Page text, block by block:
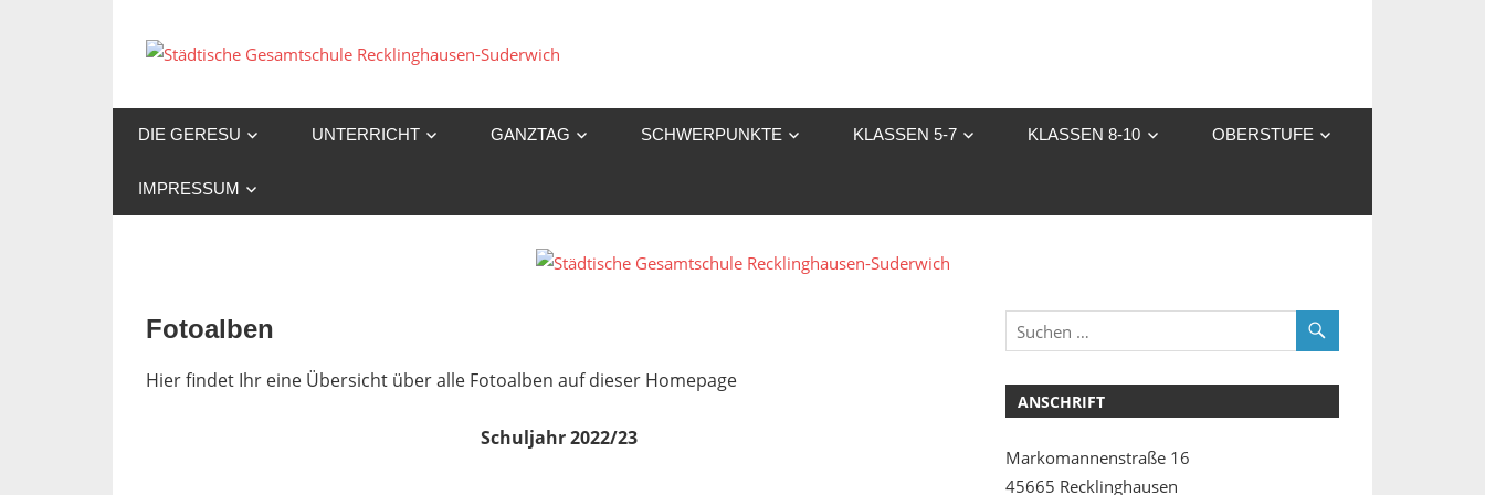
Inhalt
Gesamtschule
Suderwich
DIE GERESU UNTERRICHT GANZTAG SCHWERPUNKTE KLASSEN 5-7 KLASSEN 8-10 OBERSTUFE
IMPRESSUM
Fotoalben
Hier findet Ihr eine Übersicht über alle Fotoalben auf dieser Homepage
Schuljahr 2022/23
ANSCHRIFT
Markomannenstraße 16
45665 Recklinghausen